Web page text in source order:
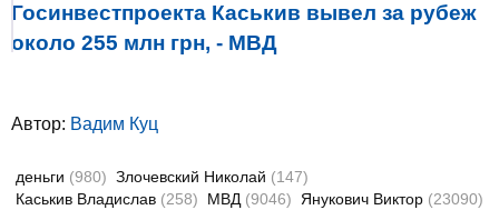
Госинвестпроекта Каськив вывел за рубеж
около 255 млн грн, - МВД
Автор: Вадим Куц
деньги (980) Злочевский Николай (147)
Каськив Владислав (258) МВД (9046) Янукович Виктор (23090)